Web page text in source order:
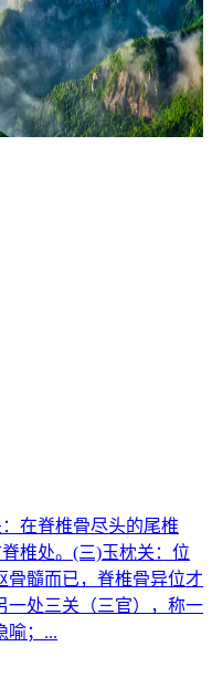
在脊椎骨尽头的尾椎
椎处。(三)玉枕关：位
骨髓而已，脊椎骨异位才
一处三关（三官），称一
喻；...